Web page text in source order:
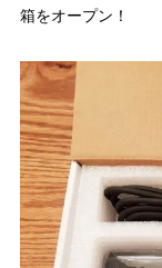
箱をオープン！